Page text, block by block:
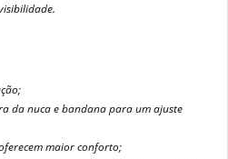
da nuca e bandana para um ajuste
maior conforto;